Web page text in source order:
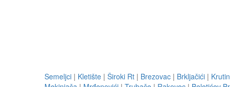
Semeljci | Kletište | Široki Rt | Brezovac | Brkljačići |